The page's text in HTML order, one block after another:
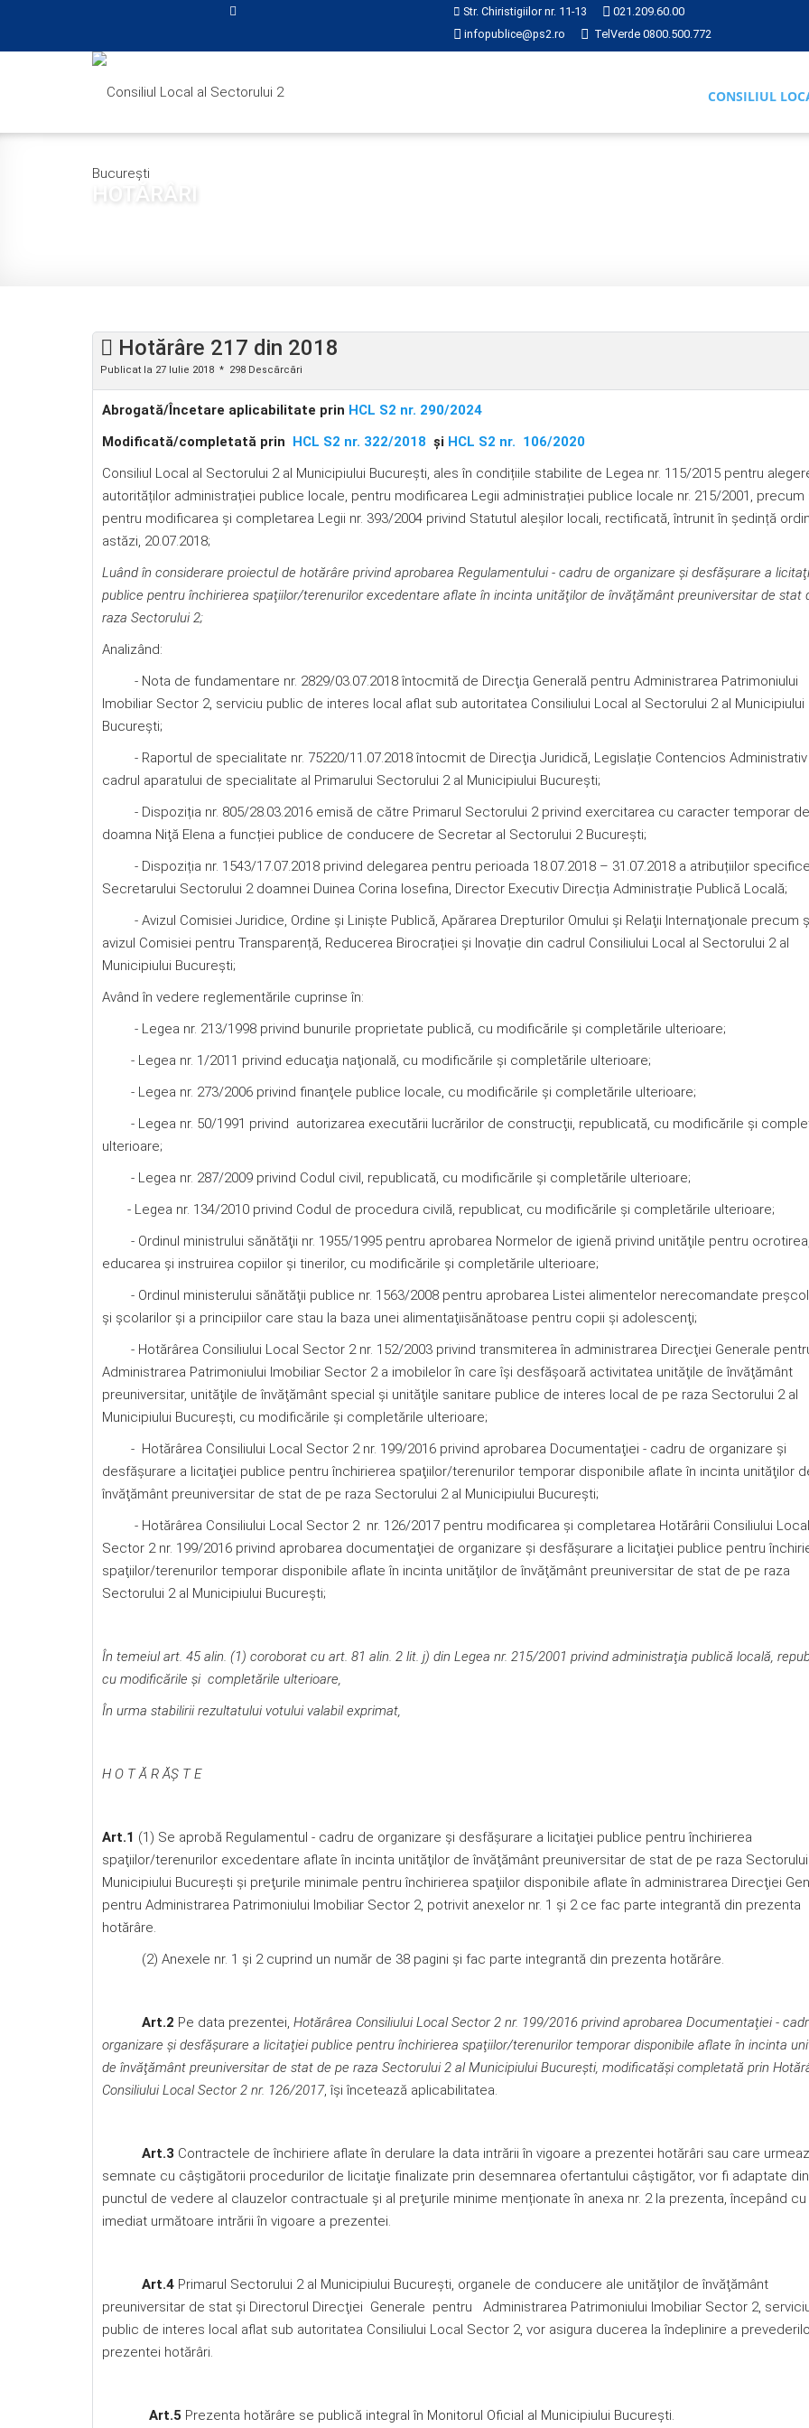
Str. Chiristigiilor nr. 11-13
021.209.60.00
infopublice@ps2.ro
TelVerde 0800.500.772
CONSILIUL
HOTĂRÂRI
Hotărâre 217 din 2018
Publicat la 27 Iulie 2018 298 Descărcări
Abrogată/Încetare aplicabilitate prin HCL S2 nr. 290/2024
Modificată/completată prin HCL S2 nr. 322/2018 şi HCL S2 nr. 106/2020
Consiliul Local al Sectorului 2 al Municipiului București, ales în condițiile stabilite de Legea nr. 115/2015 pentru
autorităților administrației publice locale, pentru modificarea Legii administrației publice locale nr. 215/2001, precum
pentru modificarea şi completarea Legii nr. 393/2004 privind Statutul aleșilor locali, rectificată, întrunit în ședință
astăzi, 20.07.2018;
Luând în considerare proiectul de hotărâre privind aprobarea Regulamentului - cadru de organizare şi desfăşurare a
publice pentru închirierea spaţiilor/terenurilor excedentare aflate în incinta unităţilor de învăţământ preuniversitar de stat
raza Sectorului 2;
Analizând:
- Nota de fundamentare nr. 2829/03.07.2018 întocmită de Direcţia Generală pentru Administrarea Patrimoniului
Imobiliar Sector 2, serviciu public de interes local aflat sub autoritatea Consiliului Local al Sectorului 2 al Municipiului
Bucureşti;
- Raportul de specialitate nr. 75220/11.07.2018 întocmit de Direcţia Juridică, Legislație Contencios Administrativ
cadrul aparatului de specialitate al Primarului Sectorului 2 al Municipiului Bucureşti;
- Dispoziția nr. 805/28.03.2016 emisă de către Primarul Sectorului 2 privind exercitarea cu caracter temporar
doamna Niţă Elena a funcției publice de conducere de Secretar al Sectorului 2 București;
- Dispoziția nr. 1543/17.07.2018 privind delegarea pentru perioada 18.07.2018 – 31.07.2018 a atribuțiilor specifice
Secretarului Sectorului 2 doamnei Duinea Corina Iosefina, Director Executiv Direcția Administrație Publică Locală;
- Avizul Comisiei Juridice, Ordine şi Linişte Publică, Apărarea Drepturilor Omului şi Relaţii Internaţionale precum
avizul Comisiei pentru Transparență, Reducerea Birocrației și Inovație din cadrul Consiliului Local al Sectorului 2 al
Municipiului Bucureşti;
Având în vedere reglementările cuprinse în:
- Legea nr. 213/1998 privind bunurile proprietate publică, cu modificările şi completările ulterioare;
- Legea nr. 1/2011 privind educaţia naţională, cu modificările şi completările ulterioare;
- Legea nr. 273/2006 privind finanţele publice locale, cu modificările şi completările ulterioare;
- Legea nr. 50/1991 privind autorizarea executării lucrărilor de construcţii, republicată, cu modificările şi
ulterioare;
- Legea nr. 287/2009 privind Codul civil, republicată, cu modificările şi completările ulterioare;
- Legea nr. 134/2010 privind Codul de procedura civilă, republicat, cu modificările şi completările ulterioare;
- Ordinul ministrului sănătăţii nr. 1955/1995 pentru aprobarea Normelor de igienă privind unităţile pentru ocrotirea,
educarea şi instruirea copiilor şi tinerilor, cu modificările și completările ulterioare;
- Ordinul ministerului sănătăţii publice nr. 1563/2008 pentru aprobarea Listei alimentelor nerecomandate
şi şcolarilor şi a principiilor care stau la baza unei alimentaţiisănătoase pentru copii şi adolescenţi;
- Hotărârea Consiliului Local Sector 2 nr. 152/2003 privind transmiterea în administrarea Direcţiei Generale
Administrarea Patrimoniului Imobiliar Sector 2 a imobilelor în care îşi desfăşoară activitatea unităţile de învăţământ
preuniversitar, unităţile de învăţământ special şi unităţile sanitare publice de interes local de pe raza Sectorului 2 al
Municipiului Bucureşti, cu modificările și completările ulterioare;
- Hotărârea Consiliului Local Sector 2 nr. 199/2016 privind aprobarea Documentaţiei - cadru de organizare şi
desfăşurare a licitaţiei publice pentru închirierea spaţiilor/terenurilor temporar disponibile aflate în incinta unităţilor
învăţământ preuniversitar de stat de pe raza Sectorului 2 al Municipiului Bucureşti;
- Hotărârea Consiliului Local Sector 2 nr. 126/2017 pentru modificarea şi completarea Hotărârii Consiliului Local
Sector 2 nr. 199/2016 privind aprobarea documentaţiei de organizare şi desfăşurare a licitaţiei publice pentru
spaţiilor/terenurilor temporar disponibile aflate în incinta unităţilor de învăţământ preuniversitar de stat de pe raza
Sectorului 2 al Municipiului Bucureşti;
În temeiul art. 45 alin. (1) coroborat cu art. 81 alin. 2 lit. j) din Legea nr. 215/2001 privind administraţia publică locală,
cu modificările şi completările ulterioare,
În urma stabilirii rezultatului votului valabil exprimat,
H O T Ă R ĂŞ T E
Art.1 (1) Se aprobă Regulamentul - cadru de organizare şi desfăşurare a licitaţiei publice pentru închirierea
spaţiilor/terenurilor excedentare aflate în incinta unităţilor de învăţământ preuniversitar de stat de pe raza Sectorului
Municipiului Bucureşti și preţurile minimale pentru închirierea spaţiilor disponibile aflate în administrarea Direcţiei
pentru Administrarea Patrimoniului Imobiliar Sector 2, potrivit anexelor nr. 1 și 2 ce fac parte integrantă din prezenta
hotărâre.
(2) Anexele nr. 1 și 2 cuprind un număr de 38 pagini şi fac parte integrantă din prezenta hotărâre.
Art.2 Pe data prezentei, Hotărârea Consiliului Local Sector 2 nr. 199/2016 privind aprobarea Documentaţiei -
organizare şi desfăşurare a licitaţiei publice pentru închirierea spaţiilor/terenurilor temporar disponibile aflate în incinta
de învăţământ preuniversitar de stat de pe raza Sectorului 2 al Municipiului Bucureşti, modificatăşi completată prin
Consiliului Local Sector 2 nr. 126/2017, își încetează aplicabilitatea.
Art.3 Contractele de închiriere aflate în derulare la data intrării în vigoare a prezentei hotărâri sau care
semnate cu câştigătorii procedurilor de licitaţie finalizate prin desemnarea ofertantului câştigător, vor fi adaptate din
punctul de vedere al clauzelor contractuale şi al preţurile minime menționate în anexa nr. 2 la prezenta, începând cu
imediat următoare intrării în vigoare a prezentei.
Art.4 Primarul Sectorului 2 al Municipiului Bucureşti, organele de conducere ale unităţilor de învăţământ
preuniversitar de stat şi Directorul Direcţiei Generale pentru Administrarea Patrimoniului Imobiliar Sector 2,
public de interes local aflat sub autoritatea Consiliului Local Sector 2, vor asigura ducerea la îndeplinire a
prezentei hotărâri.
Art.5 Prezenta hotărâre se publică integral în Monitorul Oficial al Municipiului Bucureşti.